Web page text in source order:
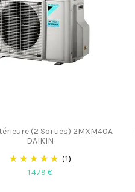
(2 Sorties) 2MXM40A
DAIKIN
(1)
1 479 €